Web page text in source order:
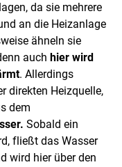
da sie mehrere
an die Heizanlage
ähneln sie
auch hier wird
. Allerdings
direkten Heizquelle,
dem
Sobald ein
fließt das Wasser
wird hier über den